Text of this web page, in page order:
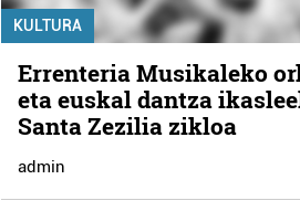
KULTURA
Errenteria Musikaleko
eta euskal dantza
Santa Zezilia zikloa
admin